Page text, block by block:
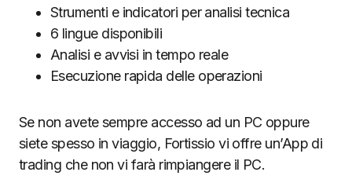
Strumenti e indicatori per analisi tecnica
6 lingue disponibili
Analisi e avvisi in tempo reale
Esecuzione rapida delle operazioni
Se non avete sempre accesso ad un PC oppure
siete spesso in viaggio, Fortissio vi offre un’App di
trading che non vi farà rimpiangere il PC.